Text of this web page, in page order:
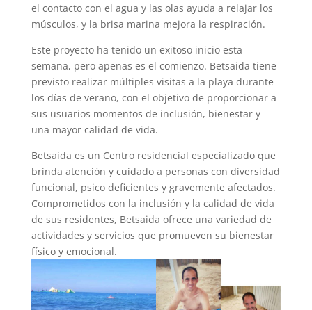
el contacto con el agua y las olas ayuda a relajar los
músculos, y la brisa marina mejora la respiración.
Este proyecto ha tenido un exitoso inicio esta
semana, pero apenas es el comienzo. Betsaida tiene
previsto realizar múltiples visitas a la playa durante
los días de verano, con el objetivo de proporcionar a
sus usuarios momentos de inclusión, bienestar y
una mayor calidad de vida.
Betsaida es un Centro residencial especializado que
brinda atención y cuidado a personas con diversidad
funcional, psico deficientes y gravemente afectados.
Comprometidos con la inclusión y la calidad de vida
de sus residentes, Betsaida ofrece una variedad de
actividades y servicios que promueven su bienestar
físico y emocional.